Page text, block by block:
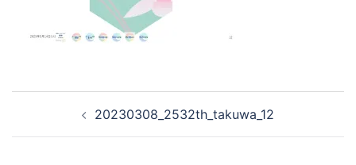
20230308_2532th_takuwa_12